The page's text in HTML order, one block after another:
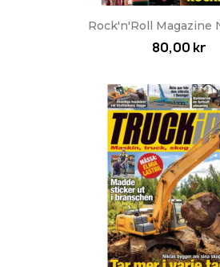
Rock'n'Roll Magazine
80,00 kr